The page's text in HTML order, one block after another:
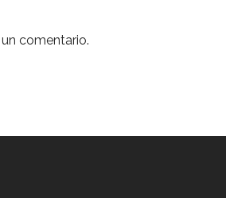
comentario.